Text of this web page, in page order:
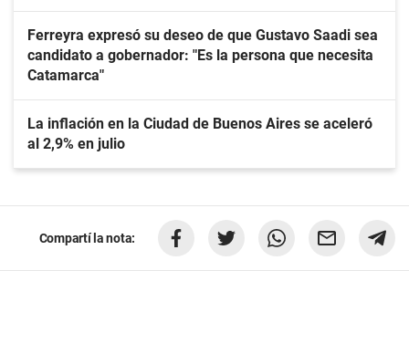
Ferreyra expresó su deseo de que Gustavo Saadi sea
candidato a gobernador: "Es la persona que necesita
Catamarca"
La inflación en la Ciudad de Buenos Aires se aceleró
al 2,9% en julio
Compartí la nota: